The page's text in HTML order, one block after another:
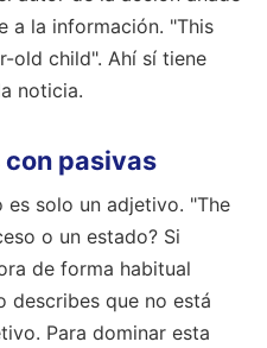
a la información. "This
old child". Ahí sí tiene
noticia.
pasivas
es solo un adjetivo. "The
o un estado? Si
de forma habitual
describes que no está
Para dominar esta